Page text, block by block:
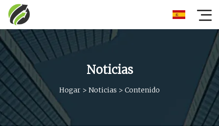
Noticias
Hogar > Noticias > Contenido